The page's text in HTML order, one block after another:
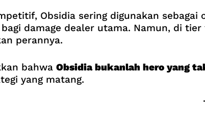
Obsidia sering digunakan
damage dealer utama. Namun, di
perannya.
bahwa Obsidia bukanlah hero yang
yang matang.